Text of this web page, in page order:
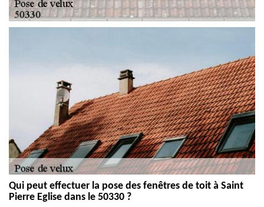
Qui peut effectuer la pose des fenêtres de toit à Saint
Pierre Eglise dans le 50330 ?